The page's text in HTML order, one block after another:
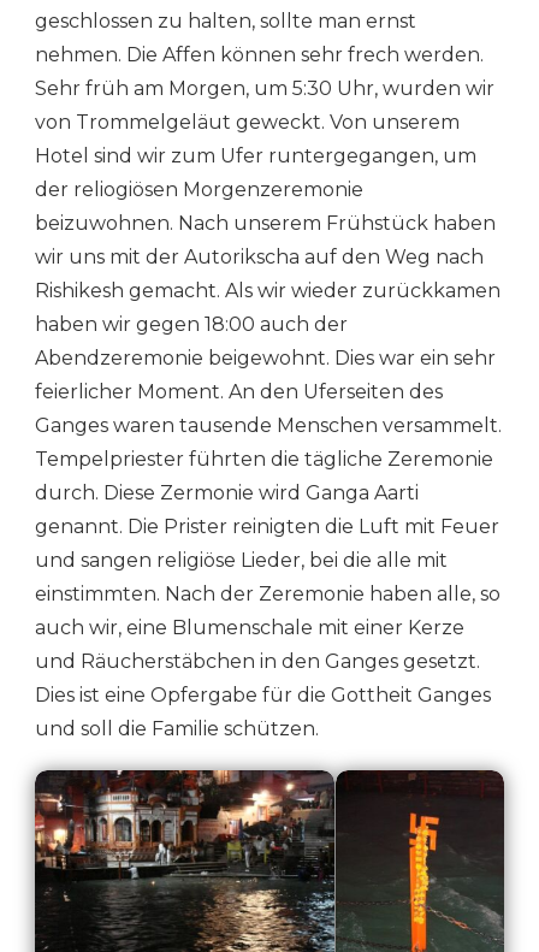
geschlossen zu halten, sollte man ernst
nehmen. Die Affen können sehr frech werden.
Sehr früh am Morgen, um 5:30 Uhr, wurden wir
von Trommelgeläut geweckt. Von unserem
Hotel sind wir zum Ufer runtergegangen, um
der reliogiösen Morgenzeremonie
beizuwohnen. Nach unserem Frühstück haben
wir uns mit der Autorikscha auf den Weg nach
Rishikesh gemacht. Als wir wieder zurückkamen
haben wir gegen 18:00 auch der
Abendzeremonie beigewohnt. Dies war ein sehr
feierlicher Moment. An den Uferseiten des
Ganges waren tausende Menschen versammelt.
Tempelpriester führten die tägliche Zeremonie
durch. Diese Zermonie wird Ganga Aarti
genannt. Die Prister reinigten die Luft mit Feuer
und sangen religiöse Lieder, bei die alle mit
einstimmten. Nach der Zeremonie haben alle, so
auch wir, eine Blumenschale mit einer Kerze
und Räucherstäbchen in den Ganges gesetzt.
Dies ist eine Opfergabe für die Gottheit Ganges
und soll die Familie schützen.